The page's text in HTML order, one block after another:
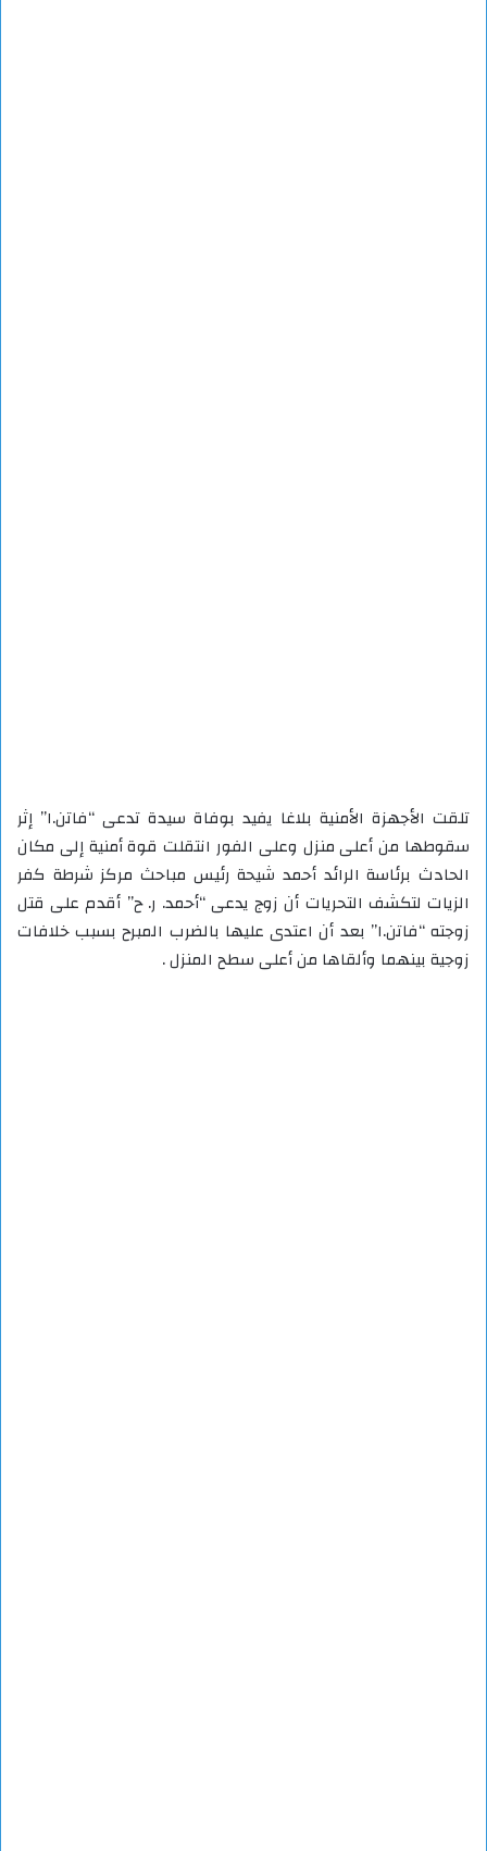
تلقت الأجهزة الأمنية بلاغا يفيد بوفاة سيدة تدعى “فاتن.ا” إثر
سقوطها من أعلى منزل وعلى الفور انتقلت قوة أمنية إلى مكان
الحادث برئاسة الرائد أحمد شيحة رئيس مباحث مركز شرطة كفر
الزيات لتكشف التحريات أن زوج يدعى “أحمد. ر. ح” أقدم على قتل
زوجته “فاتن.ا” بعد أن اعتدى عليها بالضرب المبرح بسبب خلافات
زوجية بينهما وألقاها من أعلى سطح المنزل .